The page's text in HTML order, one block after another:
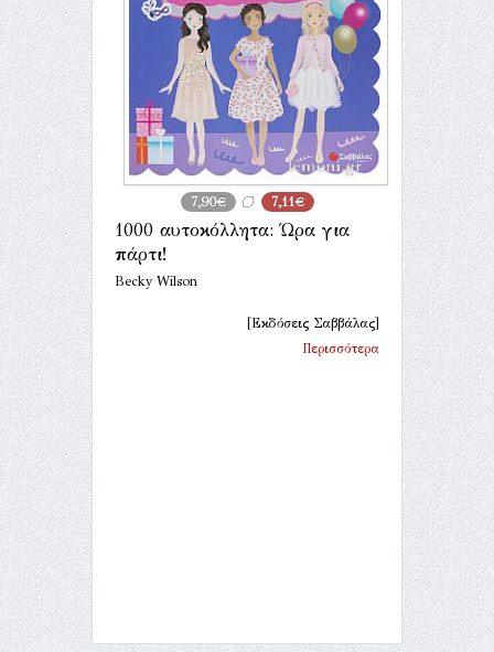
7,90€ 7,11€
1000 αυτοκόλλητα: Ώρα για
πάρτι!
Becky Wilson
[Εκδόσεις Σαββάλας]
Περισσότερα